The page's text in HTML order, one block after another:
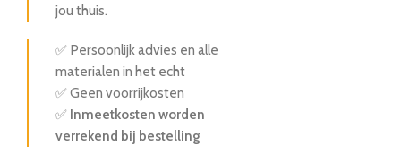
jou thuis.
✅ Persoonlijk advies en alle
materialen in het echt
✅ Geen voorrijkosten
✅ Inmeetkosten worden
verrekend bij bestelling